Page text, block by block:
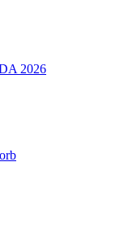
2026